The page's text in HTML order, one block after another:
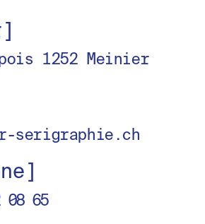
1252 Meinier
serigraphie.ch
08 65